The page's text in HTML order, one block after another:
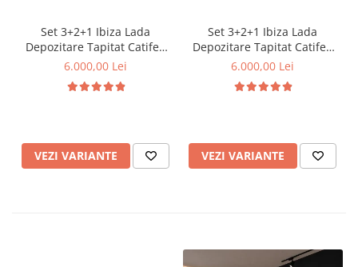
Set 3+2+1 Ibiza Lada
Depozitare Tapitat Catifea
Verde
6.000,00 Lei
VEZI VARIANTE
Set 3+2+1 Ibiza Lada
Depozitare Tapitat Catifea
Gri
6.000,00 Lei
VEZI VARIANTE